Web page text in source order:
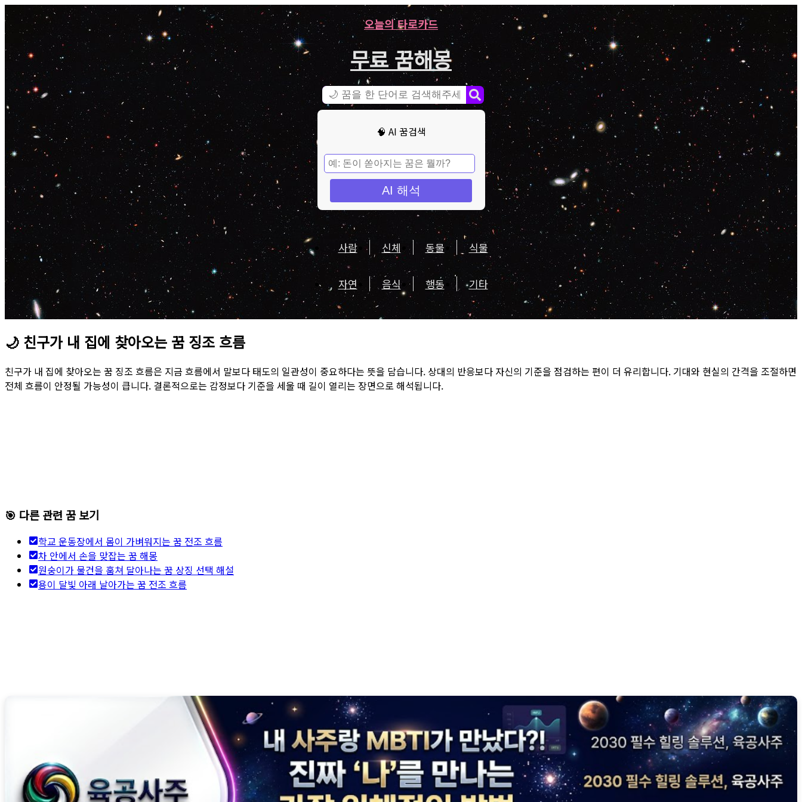
오늘의 타로카드
무료 꿈해몽
🧠 AI 꿈검색
AI 해석
사람 신체 동물 식물
자연 음식 행동 기타
🌙 친구가 내 집에 찾아오는 꿈 징조 흐름
친구가 내 집에 찾아오는 꿈 징조 흐름은 지금 흐름에서 말보다 태도의 일관성이 중요하다는 뜻을 담습니다. 상대의 반응보다 자신의 기준을 점검하는 편이 더 유리합니다. 기대와 현실의 간격을 조절하면
전체 흐름이 안정될 가능성이 큽니다. 결론적으로는 감정보다 기준을 세울 때 길이 열리는 장면으로 해석됩니다.
🎯 다른 관련 꿈 보기
학교 운동장에서 몸이 가벼워지는 꿈 전조 흐름
차 안에서 손을 맞잡는 꿈 해몽
원숭이가 물건을 훔쳐 달아나는 꿈 상징 선택 해설
용이 달빛 아래 날아가는 꿈 전조 흐름